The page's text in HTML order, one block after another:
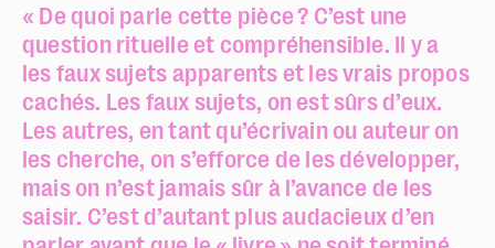
« De quoi parle cette pièce ? C’est une
question rituelle et compréhensible. Il y a
les faux sujets apparents et les vrais propos
cachés. Les faux sujets, on est sûrs d’eux.
Les autres, en tant qu’écrivain ou auteur on
les cherche, on s’efforce de les développer,
mais on n’est jamais sûr à l’avance de les
saisir. C’est d’autant plus audacieux d’en